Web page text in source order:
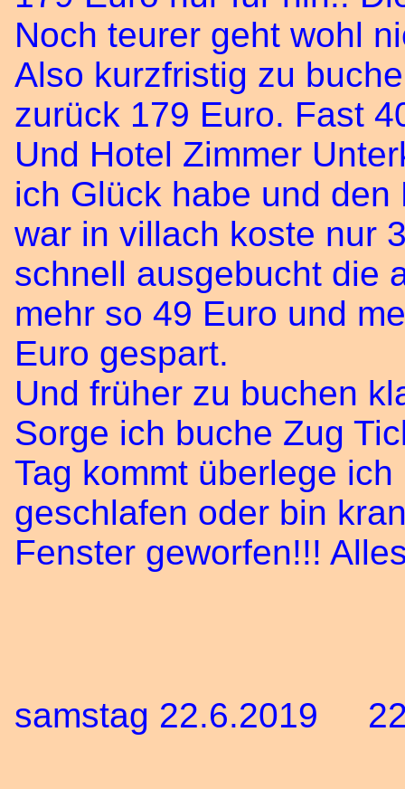
Noch teurer geht wohl
Also kurzfristig zu
zurück 179 Euro. Fast
Und Hotel Zimmer
ich Glück habe und
war in villach koste nur
schnell ausgebucht die
mehr so 49 Euro und
Euro gespart.
Und früher zu buchen
Sorge ich buche Zug
Tag kommt überlege
geschlafen oder bin
Fenster geworfen!!!
samstag 22.6.2019